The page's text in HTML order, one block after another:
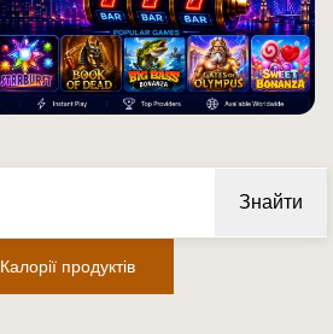
Знайти
Калорії продуктів